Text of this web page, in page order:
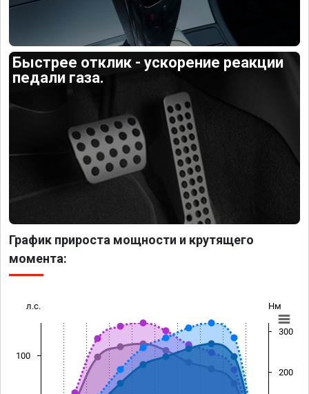
Быстрее отклик - ускорение реакции
педали газа.
График прироста мощности и крутящего
момента:
л.с. Нм
100
200
300